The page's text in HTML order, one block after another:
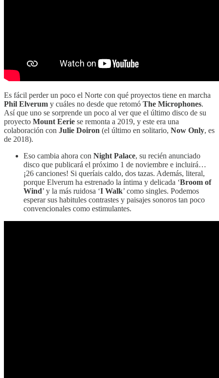
Es fácil perder un poco el Norte con qué proyectos tiene en marcha
Phil Elverum y cuáles no desde que retomó The Microphones.
Así que uno se sorprende un poco al ver que el último disco de su
proyecto Mount Eerie se remonta a 2019, y este era una
colaboración con Julie Doiron (el último en solitario, Now Only, es
de 2018).
Eso cambia ahora con Night Palace, su recién anunciado
disco que publicará el próximo 1 de noviembre e incluirá…
¡26 canciones! Si queríais caldo, dos tazas. Además, literal,
porque Elverum ha estrenado la íntima y delicada ‘Broom of
Wind’ y la más ruidosa ‘I Walk’ como singles. Podemos
esperar sus habitules contrastes y paisajes sonoros tan poco
convencionales como estimulantes.